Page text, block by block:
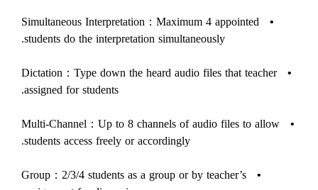
•
Simultaneous Interpretation：Maximum 4 appointed
students do the interpretation simultaneously.
•
Dictation：Type down the heard audio files that teacher
assigned for students.
•
Multi-Channel：Up to 8 channels of audio files to allow
students access freely or accordingly.
•
Group：2/3/4 students as a group or by teacher’s